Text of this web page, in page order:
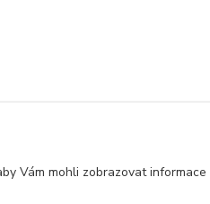
Vám mohli zobrazovat informace